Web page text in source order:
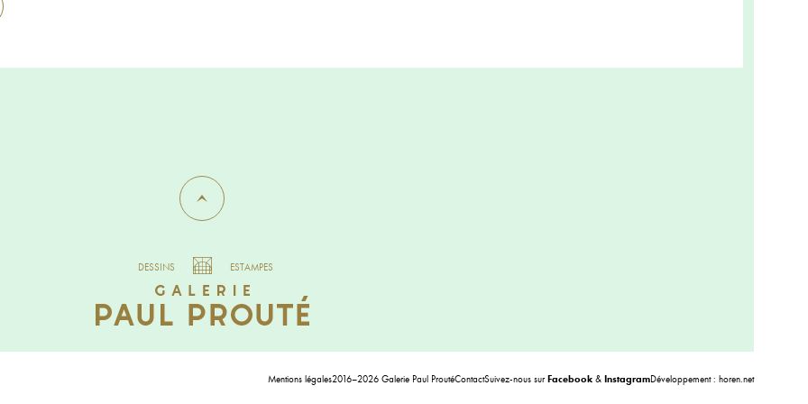
DESSINS ESTAMPES
Mentions légales2016–2026 Galerie Paul ProutéContactSuivez-nous surFacebook & InstagramDéveloppement : horen.net